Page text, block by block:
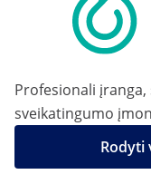
Profesionali
sveikatingumo
Rodyti